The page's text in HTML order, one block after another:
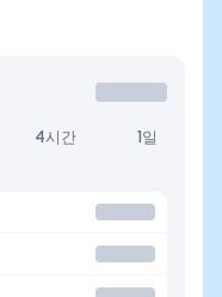
4시간 1일